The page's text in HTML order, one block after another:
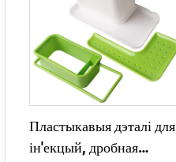
Пластыкавыя дэталі для
ін'екцый, дробная